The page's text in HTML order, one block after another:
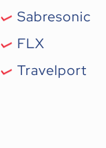
Sabresonic
FLX
Travelport